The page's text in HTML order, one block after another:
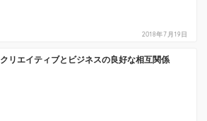
2018年7月19日
クリエイティブとビジネスの良好な相互関係